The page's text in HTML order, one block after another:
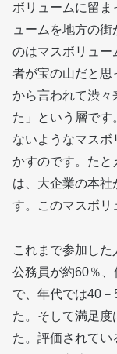
ボリュームに留ま
ュームを地方の
のはマスボリュー
者が宝の山だと思
から言われて渋々
た」という層で
ないようなマスボ
かすのです。たと
は、大企業の本社
す。このマスボリ
これまで参加し
公務員が約60％
で、年代では40
た。そして満足度
た。評価されてい